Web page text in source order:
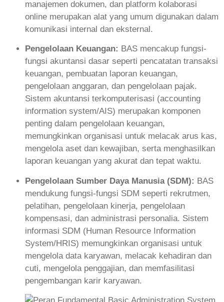
manajemen dokumen, dan platform kolaborasi
online merupakan alat yang umum digunakan dalam
komunikasi internal dan eksternal.
Pengelolaan Keuangan: BAS mencakup fungsi-
fungsi akuntansi dasar seperti pencatatan transaksi
keuangan, pembuatan laporan keuangan,
pengelolaan anggaran, dan pengelolaan pajak.
Sistem akuntansi terkomputerisasi (accounting
information system/AIS) merupakan komponen
penting dalam pengelolaan keuangan,
memungkinkan organisasi untuk melacak arus kas,
mengelola aset dan kewajiban, serta menghasilkan
laporan keuangan yang akurat dan tepat waktu.
Pengelolaan Sumber Daya Manusia (SDM): BAS
mendukung fungsi-fungsi SDM seperti rekrutmen,
pelatihan, pengelolaan kinerja, pengelolaan
kompensasi, dan administrasi personalia. Sistem
informasi SDM (Human Resource Information
System/HRIS) memungkinkan organisasi untuk
mengelola data karyawan, melacak kehadiran dan
cuti, mengelola penggajian, dan memfasilitasi
pengembangan karir karyawan.